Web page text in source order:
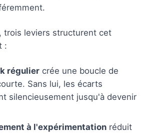
trois leviers structurent cet
:
régulier crée une boucle de
Sans lui, les écarts
silencieusement jusqu'à devenir
à l'expérimentation réduit